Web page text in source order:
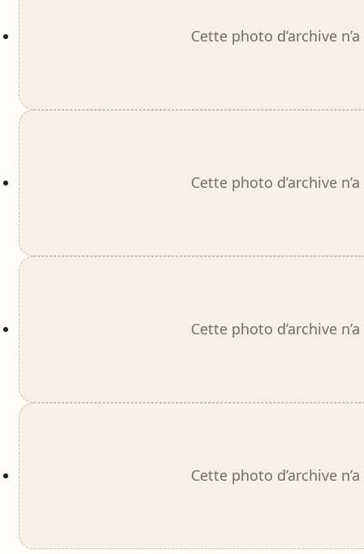
Cette photo d’archive
Cette photo d’archive
Cette photo d’archive
Cette photo d’archive